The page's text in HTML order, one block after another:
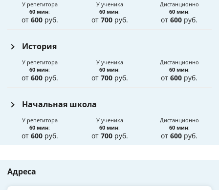
У репетитора
60 мин:
от 600руб.
У ученика
60 мин:
от 700руб.
Дистанционно
60 мин:
от600 руб.
История
У репетитора
60 мин:
от 600руб.
У ученика
60 мин:
от 700руб.
Дистанционно
60 мин:
от600 руб.
Начальная школа
У репетитора
60 мин:
от 600руб.
У ученика
60 мин:
от 700руб.
Дистанционно
60 мин:
от600 руб.
Адреса